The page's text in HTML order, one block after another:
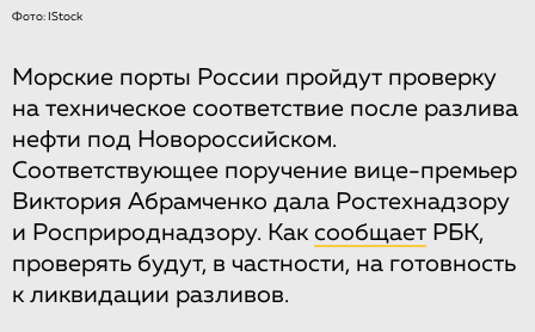
Фото: IStock
Морские порты России пройдут проверку
на техническое соответствие после разлива
нефти под Новороссийском.
Соответствующее поручение вице-премьер
Виктория Абрамченко дала Ростехнадзору
и Росприроднадзору. Как сообщает РБК,
проверять будут, в частности, на готовность
к ликвидации разливов.